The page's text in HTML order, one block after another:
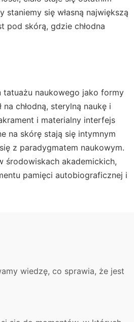
się własną największą
pod skórą, gdzie chłodna
tatuażu naukowego jako formy
chłodną, sterylną naukę i
i materialny interfejs
na skórę stają się intymnym
z paradygmatem naukowym.
środowiskach akademickich,
pamięci autobiograficznej i
wiedzę, co sprawia, że jest